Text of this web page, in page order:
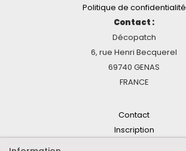
Politique de confidentialité
Contact :
Décopatch
6, rue Henri Becquerel
69740 GENAS
FRANCE
Contact
Inscription